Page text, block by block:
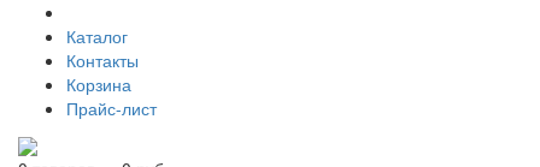
Каталог
Контакты
Корзина
Прайс-лист